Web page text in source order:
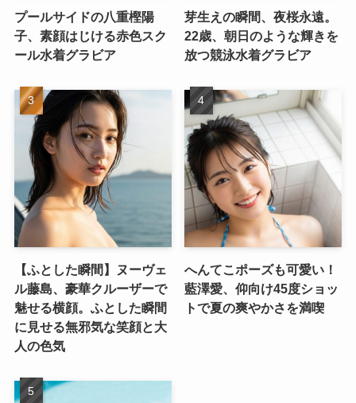
プールサイドの八重樫陽
子、素顔はじける赤色スク
ール水着グラビア
芽生えの瞬間、夜桜永遠。
22歳、朝日のような輝きを
放つ競泳水着グラビア
【ふとした瞬間】ヌーヴェ
ル藤島、豪華クルーザーで
魅せる横顔。ふとした瞬間
に見せる無邪気な笑顔と大
人の色気
へんてこポーズも可愛い！
藍澤愛、仰向け45度ショッ
トで夏の爽やかさを満喫